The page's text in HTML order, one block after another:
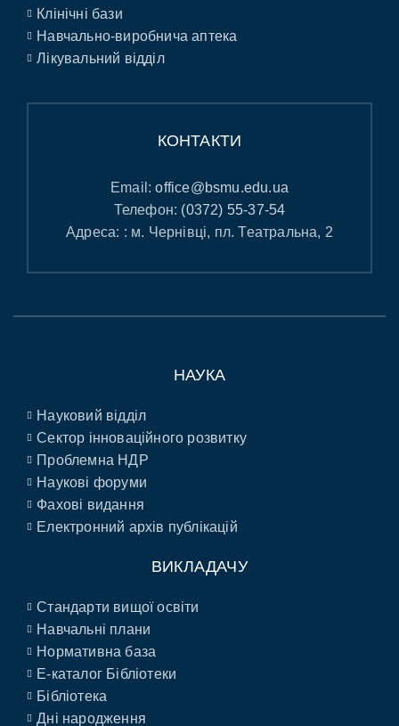
Клінічні бази
Навчально-виробнича аптека
Лікувальний відділ
КОНТАКТИ
Email:office@bsmu.edu.ua
Телефон: (0372) 55-37-54
Адреса: : м. Чернівці, пл. Театральна, 2
НАУКА
Науковий відділ
Сектор інноваційного розвитку
Проблемна НДР
Наукові форуми
Фахові видання
Електронний архів публікацій
ВИКЛАДАЧУ
Стандарти вищої освіти
Навчальні плани
Нормативна база
E-каталог Бібліотеки
Бібліотека
Дні народження